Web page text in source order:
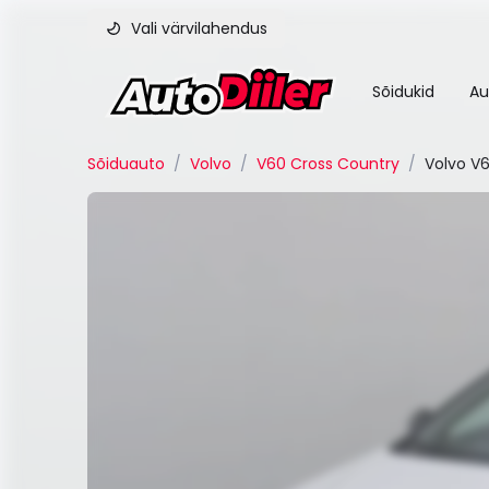
Vali värvilahendus
Sõidukid
Sõiduauto / Volvo / V60 Cross Country / Volvo